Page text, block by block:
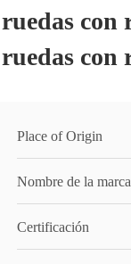
ruedas con
ruedas con
Place of Origin
Nombre de la marca
Certificación